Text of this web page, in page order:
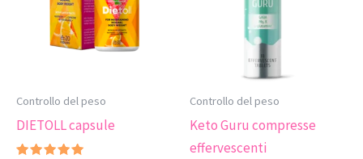
Controllo del peso
DIETOLL capsule
Controllo del peso
Keto Guru compresse
effervescenti